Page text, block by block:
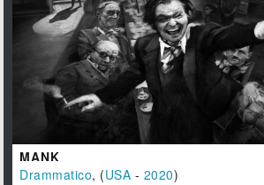
MANK
Drammatico, (USA - 2020)